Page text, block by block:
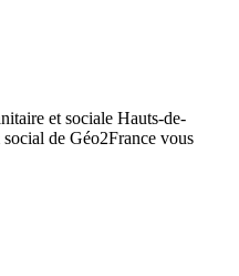
et sociale Hauts-de-
de Géo2France vous